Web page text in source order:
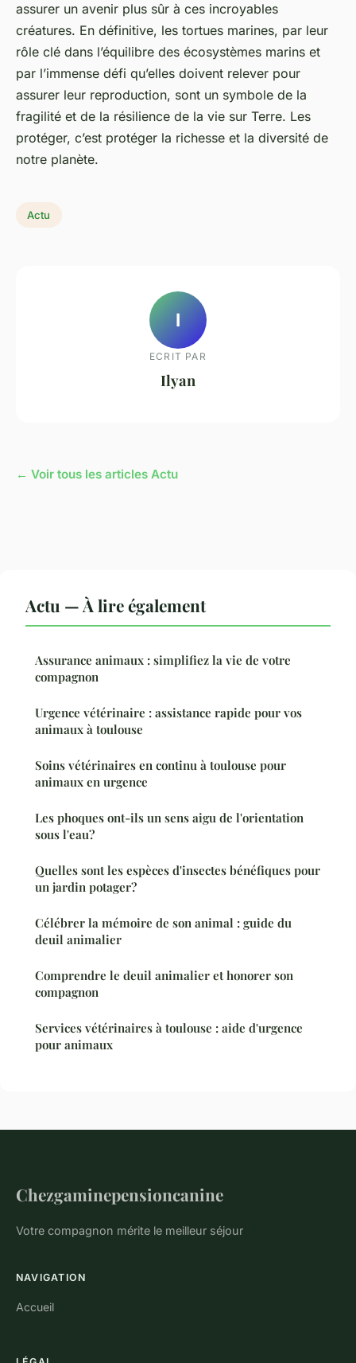
assurer un avenir plus sûr à ces incroyables
créatures. En définitive, les tortues marines, par leur
rôle clé dans l’équilibre des écosystèmes marins et
par l’immense défi qu’elles doivent relever pour
assurer leur reproduction, sont un symbole de la
fragilité et de la résilience de la vie sur Terre. Les
protéger, c’est protéger la richesse et la diversité de
notre planète.
Actu
I
ECRIT PAR
Ilyan
← Voir tous les articles Actu
Actu — À lire également
Assurance animaux : simplifiez la vie de votre
compagnon
Urgence vétérinaire : assistance rapide pour vos
animaux à toulouse
Soins vétérinaires en continu à toulouse pour
animaux en urgence
Les phoques ont-ils un sens aigu de l'orientation
sous l'eau?
Quelles sont les espèces d'insectes bénéfiques pour
un jardin potager?
Célébrer la mémoire de son animal : guide du
deuil animalier
Comprendre le deuil animalier et honorer son
compagnon
Services vétérinaires à toulouse : aide d'urgence
pour animaux
Chezgaminepensioncanine
Votre compagnon mérite le meilleur séjour
NAVIGATION
Accueil